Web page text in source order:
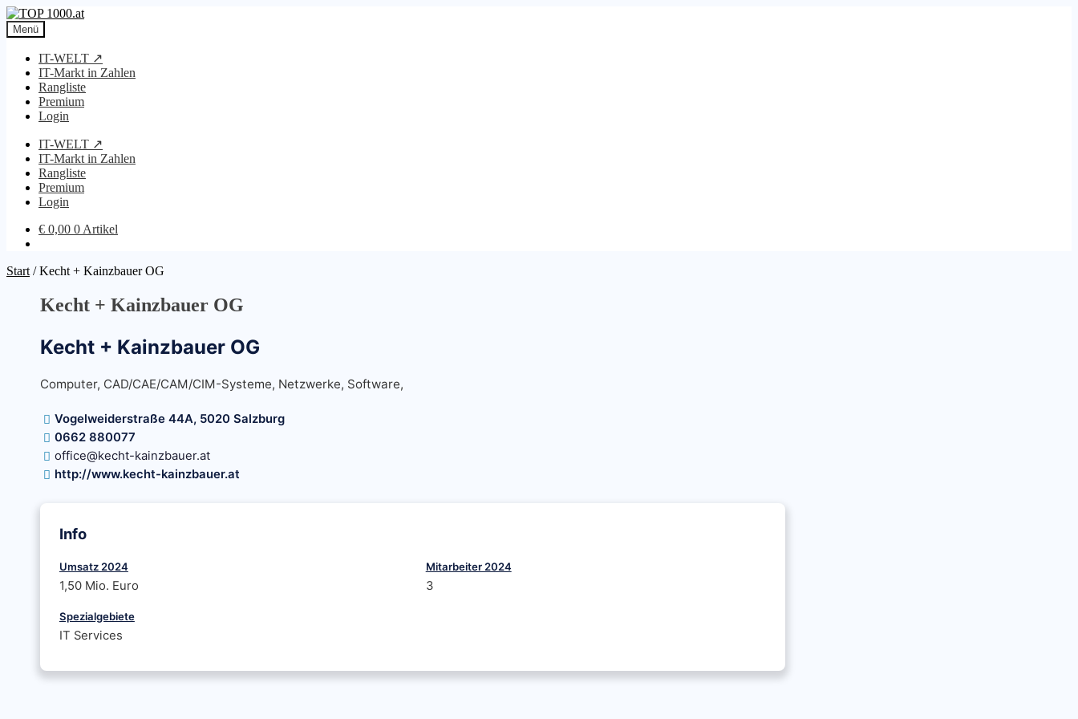
Zur
Navigation
springen
Zum
Inhalt
springen
Menü
IT-WELT ↗
IT-Markt in Zahlen
Rangliste
Premium
Login
IT-WELT ↗
IT-Markt in Zahlen
Rangliste
Premium
Login
€ 0,00 0 Artikel
Start /Kecht + Kainzbauer OG
Kecht + Kainzbauer OG
Kecht + Kainzbauer OG
Computer, CAD/CAE/CAM/CIM-Systeme, Netzwerke, Software,
Vogelweiderstraße 44A, 5020 Salzburg
0662 880077
office@kecht-kainzbauer.at
http://www.kecht-kainzbauer.at
Info
Umsatz 2024
1,50 Mio. Euro
Mitarbeiter 2024
3
Spezialgebiete
IT Services